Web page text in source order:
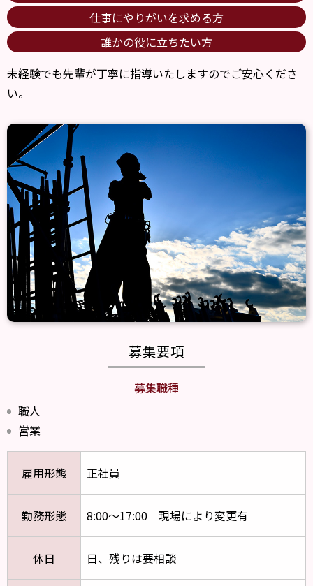
仕事にやりがいを求める方
誰かの役に立ちたい方
未経験でも先輩が丁寧に指導いたしますのでご安心くださ
い。
募集要項
募集職種
職人
営業
雇用形態 正社員
勤務形態 8:00～17:00 現場により変更有
休日 日、残りは要相談